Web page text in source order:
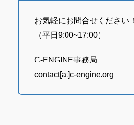
お気軽にお問合せください！
（平日9:00~17:00）
C-ENGINE事務局
contact[at]c-engine.org